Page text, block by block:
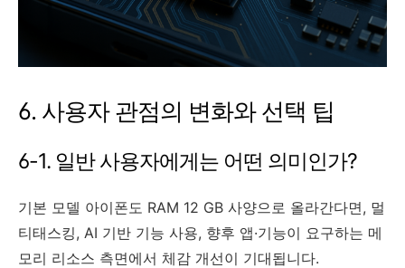
6. 사용자 관점의 변화와 선택 팁
6-1. 일반 사용자에게는 어떤 의미인가?
기본 모델 아이폰도 RAM 12 GB 사양으로 올라간다면, 멀
티태스킹, AI 기반 기능 사용, 향후 앱·기능이 요구하는 메
모리 리소스 측면에서 체감 개선이 기대됩니다.